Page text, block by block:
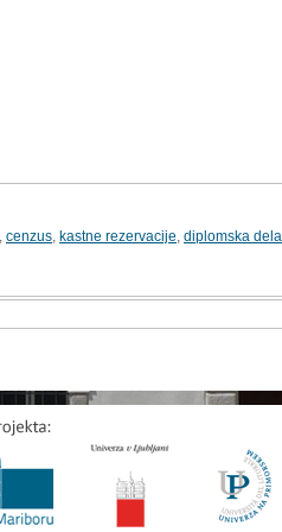
cenzus kastne rezervacije diplomska dela